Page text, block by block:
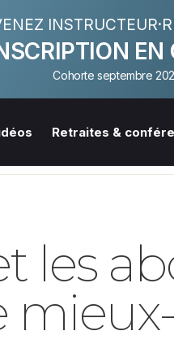
EN
Cohorte septembre
Retraites &
les